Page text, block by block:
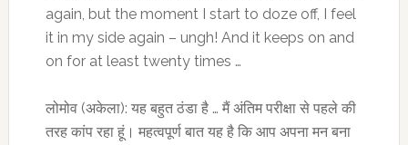
again, but the moment I start to doze off, I feel
it in my side again – ungh! And it keeps on and
on for at least twenty times …
लोमोव (अकेला): यह बहुत ठंडा है … मैं अंतिम परीक्षा से पहले की
तरह कांप रहा हूं। महत्वपूर्ण बात यह है कि आप अपना मन बना